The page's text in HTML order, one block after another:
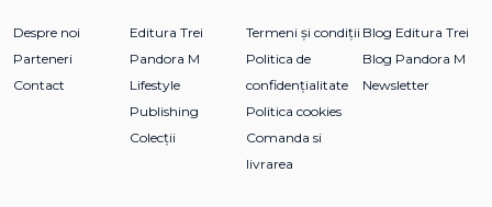
Despre noi
Parteneri
Contact
Editura Trei
Pandora M
Lifestyle
Publishing
Colecții
Termeni și condiții
Politica de
confidențialitate
Politica cookies
Comanda si
livrarea
Blog Editura Trei
Blog Pandora M
Newsletter